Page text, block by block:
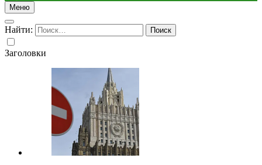
Меню
Найти:
Заголовки